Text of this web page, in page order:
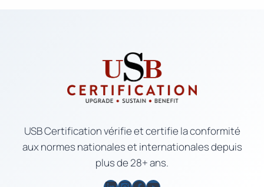
USB Certification vérifie et certifie la conformité
aux normes nationales et internationales depuis
plus de 28+ ans.